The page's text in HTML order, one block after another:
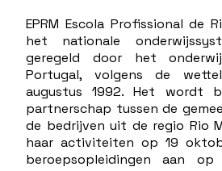
EPRM Escola Profissional de
het nationale
geregeld door het
Portugal, volgens de
augustus 1992. Het wordt
partnerschap tussen de
de bedrijven uit de regio Rio
haar activiteiten op 19
beroepsopleidingen aan